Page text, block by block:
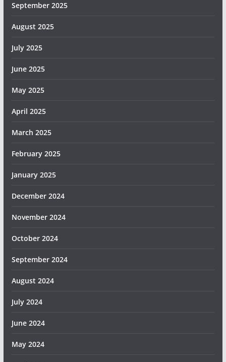
September 2025
August 2025
July 2025
June 2025
May 2025
April 2025
March 2025
February 2025
January 2025
December 2024
November 2024
October 2024
September 2024
August 2024
July 2024
June 2024
May 2024